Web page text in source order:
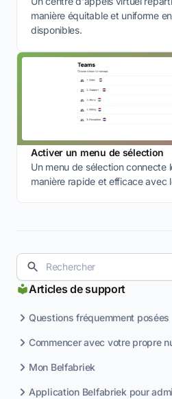
Articles de support
Questions fréquemment posées
Commencer avec votre propre
Mon Belfabriek
Application Belfabriek pour
manière équitable et uniforme
disponibles.
Activer un menu de sélection
Un menu de sélection connecte
manière rapide et efficace avec